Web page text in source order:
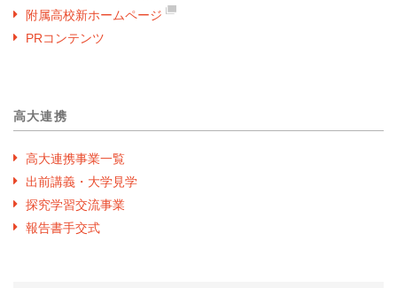
附属高校新ホームページ
PRコンテンツ
高大連携
高大連携事業一覧
出前講義・大学見学
探究学習交流事業
報告書手交式